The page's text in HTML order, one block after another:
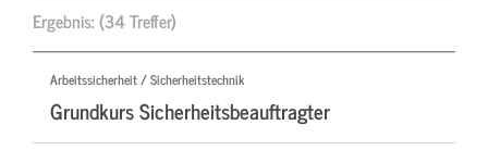
Ergebnis:(34 Treffer)
Arbeitssicherheit / Sicherheitstechnik
Grundkurs Sicherheitsbeauftragter